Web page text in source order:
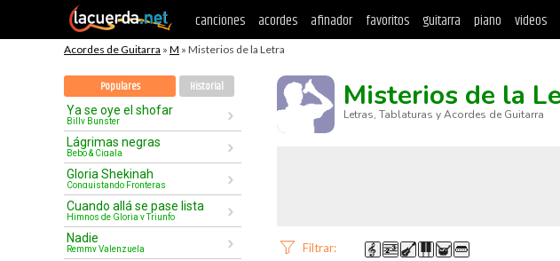
canciones acordes afinador favoritos guitarra piano videos
Acordes de Guitarra » M » Misterios de la Letra
Populares Historial
Ya se oye el shofar
Billy Bunster
Lágrimas negras
Bebo & Cigala
Gloria Shekinah
Conquistando Fronteras
Cuando allá se pase lista
Himnos de Gloria y Triunfo
Nadie
Remmy Valenzuela
Misterios de la
Letras, Tablaturas y Acordes de Guitarra
Filtrar: